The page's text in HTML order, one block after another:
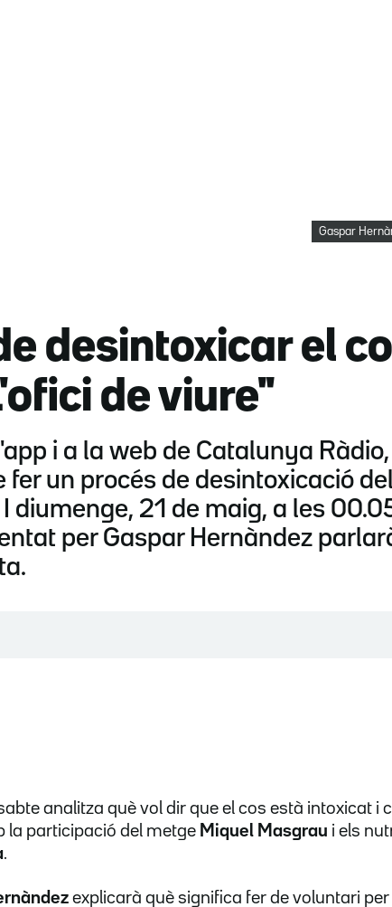
Gaspar
desintoxicar el
de viure"
i a la web de Catalunya
un procés de desintoxicació
diumenge, 21 de maig, a les
per Gaspar Hernàndez
analitza què vol dir que el cos està intoxicat i
la participació del metge Miquel Masgrau i els
.
explicarà què significa fer de voluntari